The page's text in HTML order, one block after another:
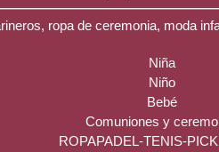
ropa de ceremonia, moda
Niña
Niño
Bebé
Comuniones y
ROPAPADEL-TENIS-